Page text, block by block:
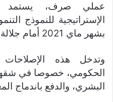
عملي صرف، يستمد
الإستراتيجية للنموذج
بشهر ماي 2021 أمام جلالة الملك.
وتدخل هذه
الحكومي، خصوصا في شقها
البشري، والدفع باندماج